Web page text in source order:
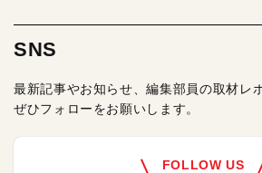
SNS
最新記事やお知らせ、編集部員の取材レ
ぜひフォローをお願いします。
FOLLOW US